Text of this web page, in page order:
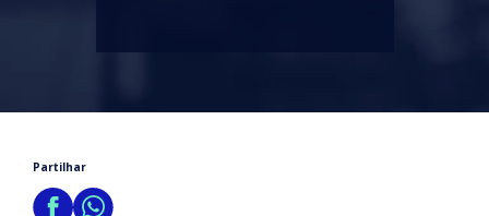
Partilhar